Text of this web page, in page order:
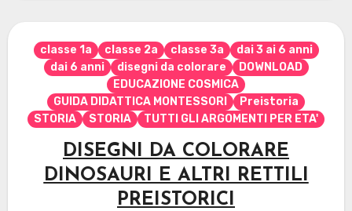
classe 1a classe 2a classe 3a
dai 3 ai 6 anni
dai 6 anni
disegni da colorare
DOWNLOAD
EDUCAZIONE COSMICA
GUIDA DIDATTICA MONTESSORI
Preistoria
STORIA
STORIA TUTTI GLI ARGOMENTI PER ETA'
DISEGNI DA COLORARE
DINOSAURI E ALTRI RETTILI
PREISTORICI